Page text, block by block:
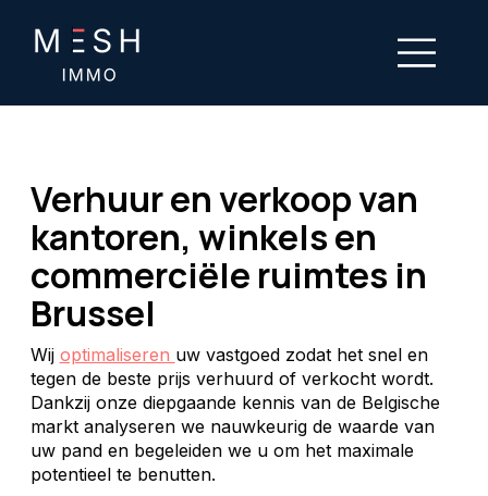
Verhuur en verkoop van
kantoren, winkels en
commerciële ruimtes in
Brussel
Wij optimaliseren uw vastgoed zodat het snel en
tegen de beste prijs verhuurd of verkocht wordt.
Dankzij onze diepgaande kennis van de Belgische
markt analyseren we nauwkeurig de waarde van
uw pand en begeleiden we u om het maximale
potentieel te benutten.